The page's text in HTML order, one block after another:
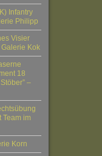
Infantry
Philipp
Visier
Kok
18
–
im
Korn